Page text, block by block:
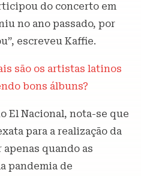
do concerto em
no ano passado, por
escreveu Kaffie.
são os artistas latinos
bons álbuns?
El Nacional, nota-se que
para a realização da
quando as
pandemia de